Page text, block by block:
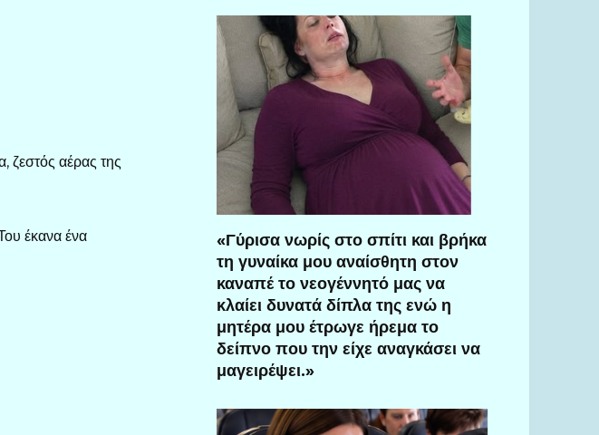
ζεστός αέρας της
έκανα ένα
«Γύρισα νωρίς στο σπίτι και βρήκα
τη γυναίκα μου αναίσθητη στον
καναπέ το νεογέννητό μας να
κλαίει δυνατά δίπλα της ενώ η
μητέρα μου έτρωγε ήρεμα το
δείπνο που την είχε αναγκάσει να
μαγειρέψει.»